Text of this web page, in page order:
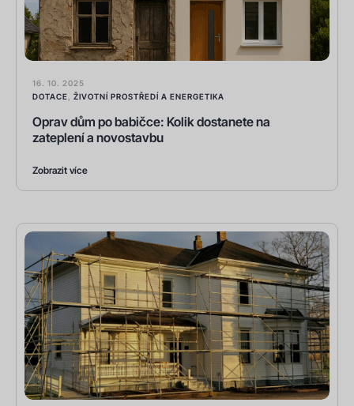
16. 10. 2025
DOTACE, ŽIVOTNÍ PROSTŘEDÍ A ENERGETIKA
Oprav dům po babičce: Kolik dostanete na
zateplení a novostavbu
Zobrazit více